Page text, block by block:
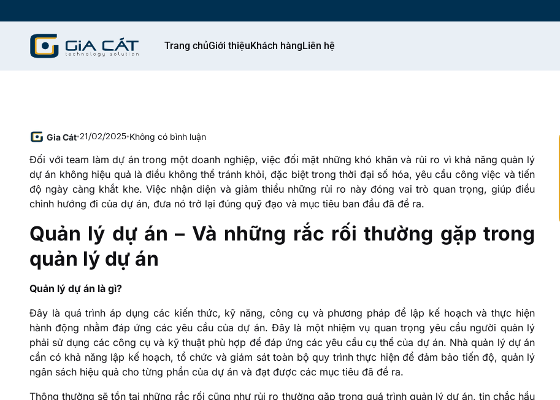
Trang chủGiới thiệuKhách hàngLiên hệ
Gia Cát•21/02/2025•Không có bình luận
Đối với team làm dự án trong một doanh nghiệp, việc đối mặt những khó khăn và rủi ro vì khả năng quản lý
dự án không hiệu quả là điều không thể tránh khỏi, đặc biệt trong thời đại số hóa, yêu cầu công việc và tiến
độ ngày càng khắt khe. Việc nhận diện và giảm thiểu những rủi ro này đóng vai trò quan trọng, giúp điều
chỉnh hướng đi của dự án, đưa nó trở lại đúng quỹ đạo và mục tiêu ban đầu đã đề ra.
Quản lý dự án – Và những rắc rối thường gặp trong
quản lý dự án
Quản lý dự án là gì?
Đây là quá trình áp dụng các kiến thức, kỹ năng, công cụ và phương pháp để lập kế hoạch và thực hiện
hành động nhằm đáp ứng các yêu cầu của dự án. Đây là một nhiệm vụ quan trọng yêu cầu người quản lý
phải sử dụng các công cụ và kỹ thuật phù hợp để đáp ứng các yêu cầu cụ thể của dự án. Nhà quản lý dự án
cần có khả năng lập kế hoạch, tổ chức và giám sát toàn bộ quy trình thực hiện để đảm bảo tiến độ, quản lý
ngân sách hiệu quả cho từng phần của dự án và đạt được các mục tiêu đã đề ra.
Thông thường sẽ tồn tại những rắc rối cũng như rủi ro thường gặp trong quá trình quản lý dự án, tin chắc hầu